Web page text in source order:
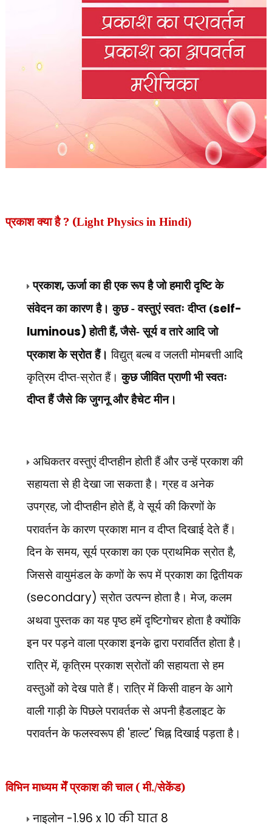
प्रकाश क्या है ? (Light Physics in Hindi)
प्रकाश,ऊर्जा का ही एक रूप है जो हमारी दृष्टि के
संवेदन का कारण है। कुछ - वस्तुएं स्वतः दीप्त (self-
luminous)होती हैं,जैसे- सूर्य व तारे आदि जो
प्रकाश के स्रोत हैं। विद्युत् बल्ब व जलती मोमबत्ती आदि
कृत्रिम दीप्त-स्रोत हैं। कुछ जीवित प्राणी भी स्वतः
दीप्त हैं जैसे कि जुगनू और हैचेट मीन।
अधिकतर वस्तुएं दीप्तहीन होती हैं और उन्हें प्रकाश की
सहायता से ही देखा जा सकता है। ग्रह व अनेक
उपग्रह,जो दीप्तहीन होते हैं,वे सूर्य की किरणों के
परावर्तन के कारण प्रकाश मान व दीप्त दिखाई देते हैं।
दिन के समय,सूर्य प्रकाश का एक प्राथमिक स्रोत है,
जिससे वायुमंडल के कणों के रूप में प्रकाश का द्वितीयक
(secondary)स्रोत उत्पन्न होता है। मेज,कलम
अथवा पुस्तक का यह पृष्ठ हमें दृष्टिगोचर होता है क्योंकि
इन पर पड़ने वाला प्रकाश इनके द्वारा परावर्तित होता है।
रात्रि में,कृत्रिम प्रकाश स्रोतों की सहायता से हम
वस्तुओं को देख पाते हैं। रात्रि में किसी वाहन के आगे
वाली गाड़ी के पिछले परावर्तक से अपनी हैडलाइट के
परावर्तन के फलस्वरूप ही 'हाल्ट'चिह्न दिखाई पड़ता है।
विभिन माध्यम मेँप्रकाश की चाल ( मी./सेकेंड)
नाइलोन-1.96 x 10 की घात 8